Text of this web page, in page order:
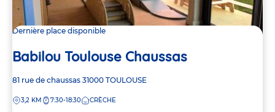
Dernière place disponible
Babilou Toulouse Chaussas
Adresse
la
81 rue de chaussas 31000 TOULOUSE
DISTANCE
3,2 KM 7:30-18:30 CRÈCHE